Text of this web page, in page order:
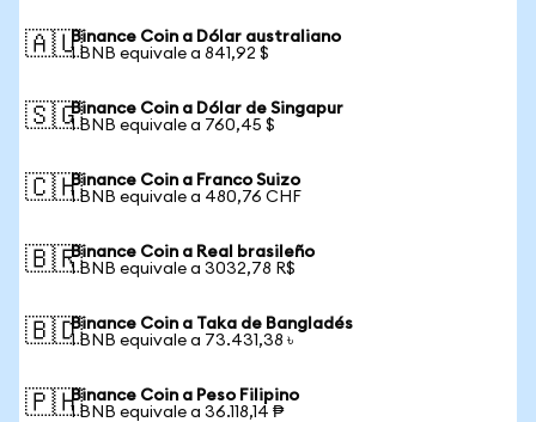
🇦🇺Binance Coin a Dólar australiano
1 BNB equivale a 841,92 $
🇸🇬Binance Coin a Dólar de Singapur
1 BNB equivale a 760,45 $
🇨🇭Binance Coin a Franco Suizo
1 BNB equivale a 480,76 CHF
🇧🇷Binance Coin a Real brasileño
1 BNB equivale a 3032,78 R$
🇧🇩Binance Coin a Taka de Bangladés
1 BNB equivale a 73.431,38 ৳
🇵🇭Binance Coin a Peso Filipino
1 BNB equivale a 36.118,14 ₱